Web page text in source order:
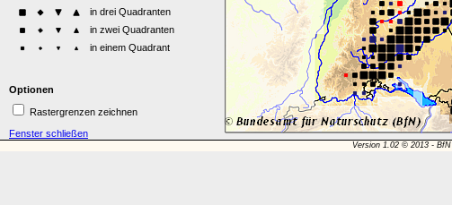
Optionen
Rastergrenzen zeichnen
Fenster schließen
Version 1.02 © 2013 - BfN